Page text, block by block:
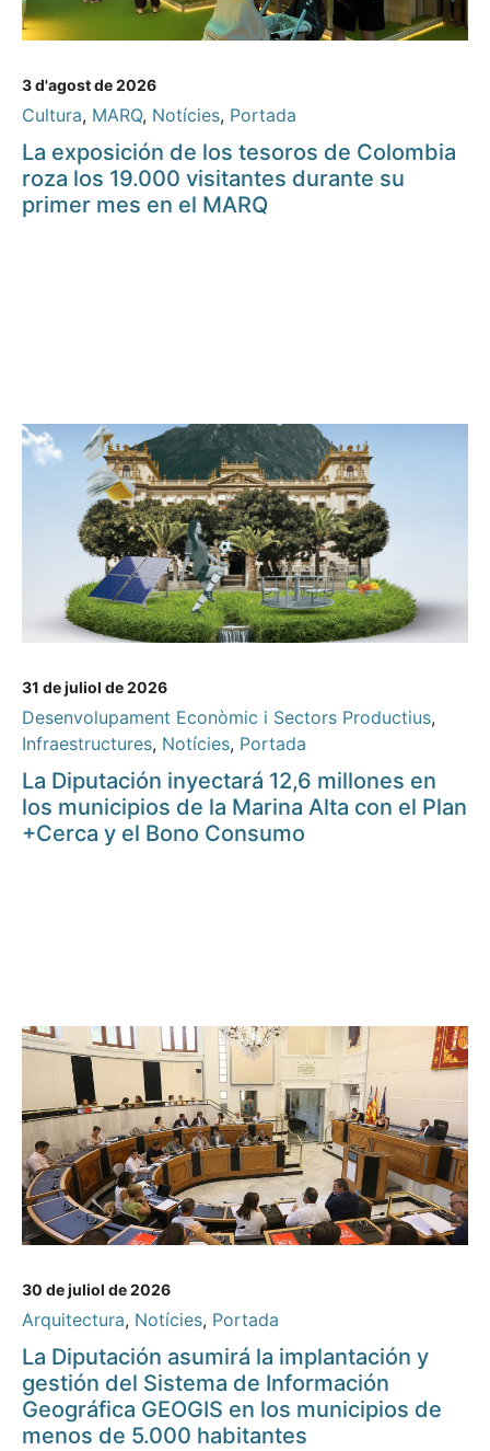
3 d'agost de 2026
Cultura, MARQ, Notícies, Portada
La exposición de los tesoros de Colombia
roza los 19.000 visitantes durante su
primer mes en el MARQ
31 de juliol de 2026
Desenvolupament Econòmic i Sectors Productius,
Infraestructures, Notícies, Portada
La Diputación inyectará 12,6 millones en
los municipios de la Marina Alta con el Plan
+Cerca y el Bono Consumo
30 de juliol de 2026
Arquitectura, Notícies, Portada
La Diputación asumirá la implantación y
gestión del Sistema de Información
Geográfica GEOGIS en los municipios de
menos de 5.000 habitantes